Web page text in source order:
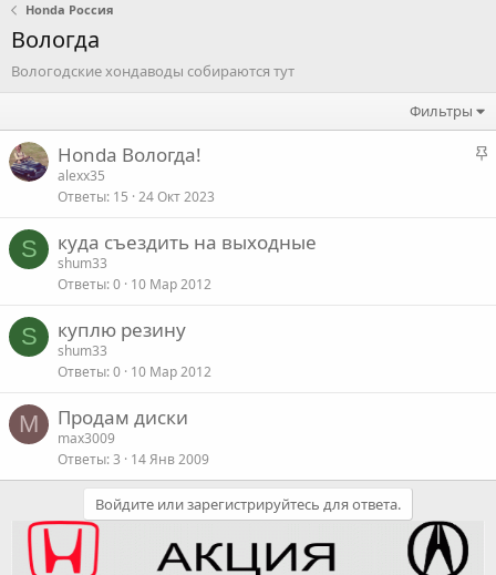
Honda Россия
Вологда
Вологодские хондаводы собираются тут
Фильтры
З
Honda Вологда!
alexx35
Ответы 15 24 Окт 2023
S куда съездить на выходные
shum33
Ответы 0 10 Мар 2012
S куплю резину
shum33
Ответы 0 10 Мар 2012
M Продам диски
max3009
Ответы 3 14 Янв 2009
Войдите или зарегистрируйтесь для ответа.